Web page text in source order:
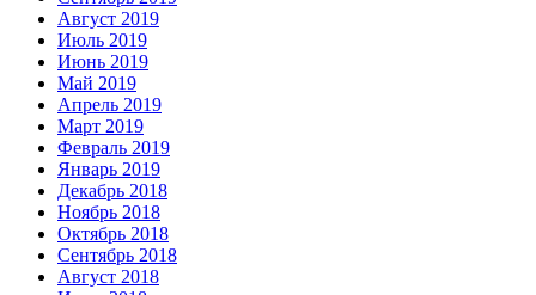
Август 2019
Июль 2019
Июнь 2019
Май 2019
Апрель 2019
Март 2019
Февраль 2019
Январь 2019
Декабрь 2018
Ноябрь 2018
Октябрь 2018
Сентябрь 2018
Август 2018